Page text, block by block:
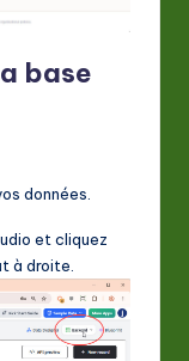
base
données.
et cliquez
à droite.